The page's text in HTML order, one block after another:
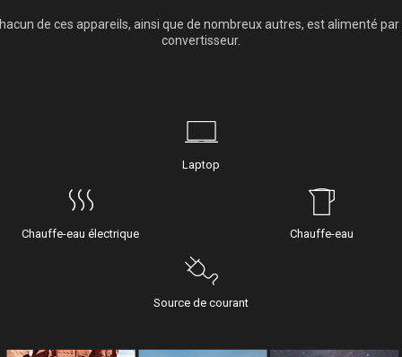
de ces appareils, ainsi que de nombreux autres, est alimenté par
convertisseur.
Laptop
Chauffe-eau électrique Chauffe-eau
Source de courant